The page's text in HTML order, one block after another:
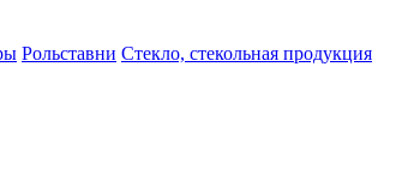
Рольставни Стекло, стекольная продукция